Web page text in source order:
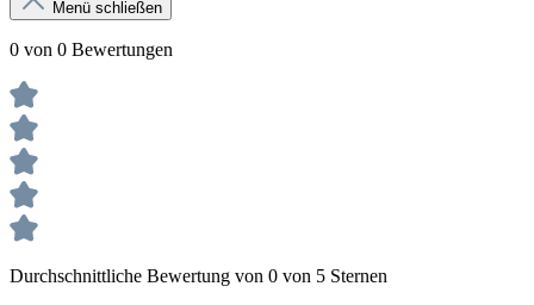
Menü schließen
0 von 0 Bewertungen
Durchschnittliche Bewertung von 0 von 5 Sternen